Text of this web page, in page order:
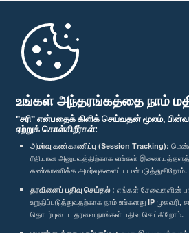
உங்கள் அந்தரங்கத்தை நாம்
"சரி" என்பதைக் கிளிக் செய்வதன் மூலம்,
ஏற்றுக் கொள்கிறீர்கள்:
அமர்வு கண்காணிப்பு (Session Tracking):
ரீதியான அனுபவத்திற்காக எங்கள்
கண்காணிக்க அமர்வுகளைப் பயன்படுத்துகிறோம்.
தரவினைப் பதிவு செய்தல் : எங்கள் சேவைகளின்
உறுதிப்படுத்துவதற்காக நாம் உங்களது IP முகவரி,
தொடர்புடைய தரவை நாங்கள் பதிவு செய்கிறோம்.
முதற்பக்கம்
பாராளுமன்ற கையடக்க செயலி
எம்மை பின்தொடர்க :
விருதுகள்